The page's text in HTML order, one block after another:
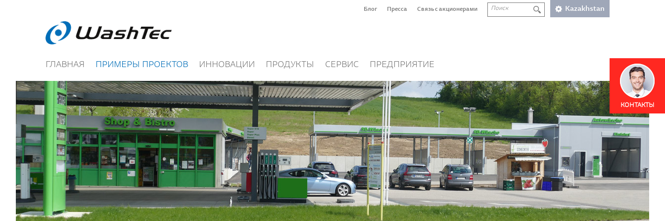
Блог Пресса Связь с акционерами Kazakhstan
ГЛАВНАЯ ПРИМЕРЫ ПРОЕКТОВ ИННОВАЦИИ ПРОДУКТЫ СЕРВИС ПРЕДПРИЯТИЕ
КОНТАКТЫ